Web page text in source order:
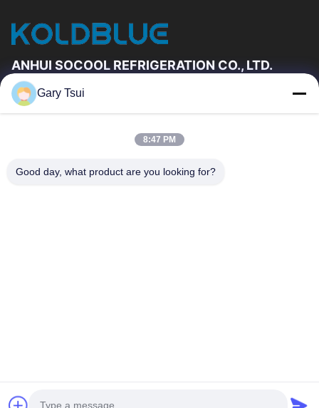
ANHUI SOCOOL REFRIGERATION CO., LTD.
Liens Rapides
Au Sujet De Nous
Visite D'usine
Contrôle De Qualité
Gary Tsui
8:47 PM
Good day, what product are you looking for?